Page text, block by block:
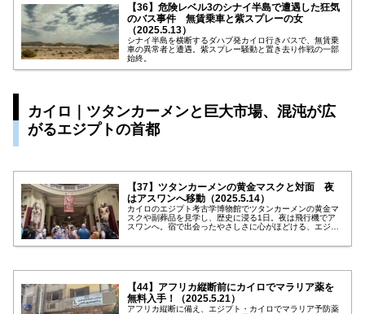
【36】危険レベル3のシナイ半島で遭遇した狂気
のバス事件 無賃乗車と紫スプレーの女
（2025.5.13）
シナイ半島を横断するダハブ発カイロ行きバスで、無賃乗
車の異常者と遭遇。紫スプレー騒動と置き去り作戦の一部
始終。
カイロ｜ツタンカーメンと巨大市場、混沌が広
がるエジプトの首都
【37】ツタンカーメンの黄金マスクと対面 夜
はアスワンへ移動（2025.5.14）
カイロのエジプト考古学博物館でツタンカーメンの黄金マ
スクや副葬品を見学し、歴史に浸る1日。夜は飛行機でア
スワンへ。宿で出会ったやさしさに心がほどける、エジプ
【44】アフリカ縦断前にカイロでマラリア薬を
無料入手！（2025.5.21）
アフリカ縦断に備え、エジプト・カイロでマラリア予防薬